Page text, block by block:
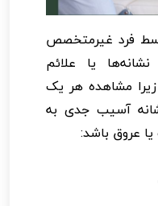
فرد غیرمتخصص
یا علائم
مشاهده هر یک
آسیب جدی به
عروق باشد: